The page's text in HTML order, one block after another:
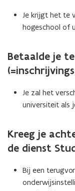
Je krijgt het te
hogeschool of
Betaalde je
Je zal het
universiteit als
Kreeg je
de dienst
Bij een